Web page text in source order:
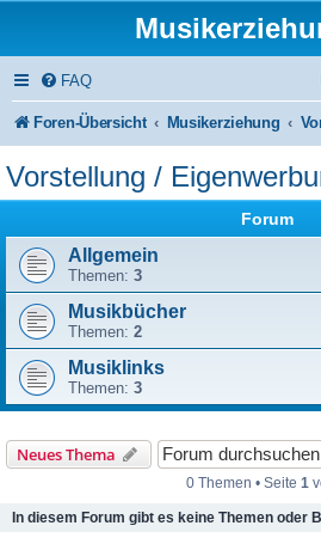
FAQ
Foren-Übersicht Musikerziehung
Vorstellung /
Forum
Allgemein
Themen: 3
Musikbücher
Themen: 2
Musiklinks
Themen: 3
Neues Thema
0 Themen • Seite 1
In diesem Forum gibt es keine Themen oder